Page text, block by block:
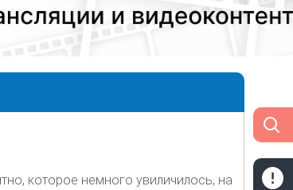
которое немного увиличилось, на